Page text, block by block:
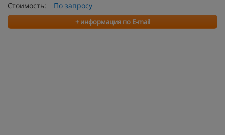
Стоимость:
По запросу
+ информация по E-mail